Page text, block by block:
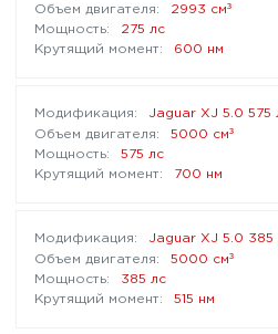
2993 см³
275 лс
600 нм
Jaguar XJ 5.0 575
5000 см³
575 лс
700 нм
Jaguar XJ 5.0 385
5000 см³
385 лс
515 нм